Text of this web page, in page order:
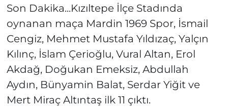
Son Dakika...Kızıltepe İlçe Stadında
oynanan maça Mardin 1969 Spor, İsmail
Cengiz, Mehmet Mustafa Yıldızaç, Yalçın
Kılınç, İslam Çerioğlu, Vural Altan, Erol
Akdağ, Doğukan Emeksiz, Abdullah
Aydın, Bünyamin Balat, Serdar Yiğit ve
Mert Miraç Altıntaş ilk 11 çıktı.